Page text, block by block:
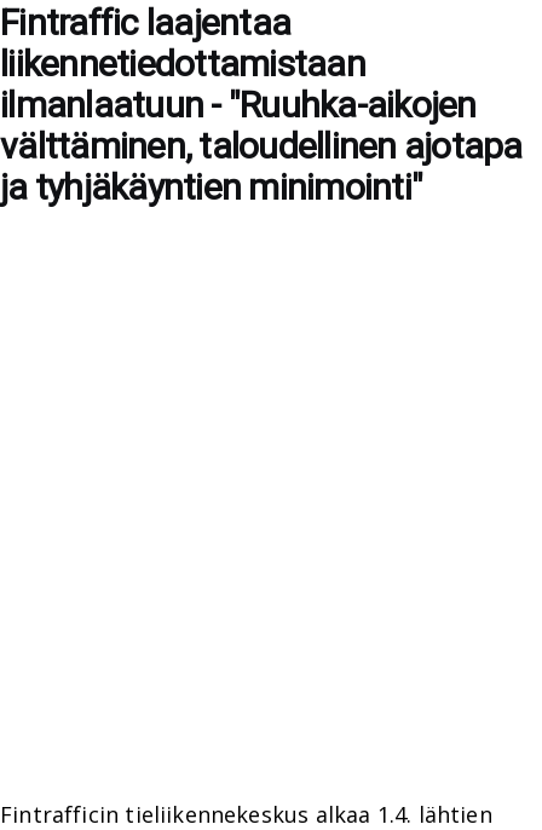
Fintraffic laajentaa
liikennetiedottamistaan
ilmanlaatuun - "Ruuhka-aikojen
välttäminen, taloudellinen ajotapa
ja tyhjäkäyntien minimointi"
Fintrafficin tieliikennekeskus alkaa 1.4. lähtien